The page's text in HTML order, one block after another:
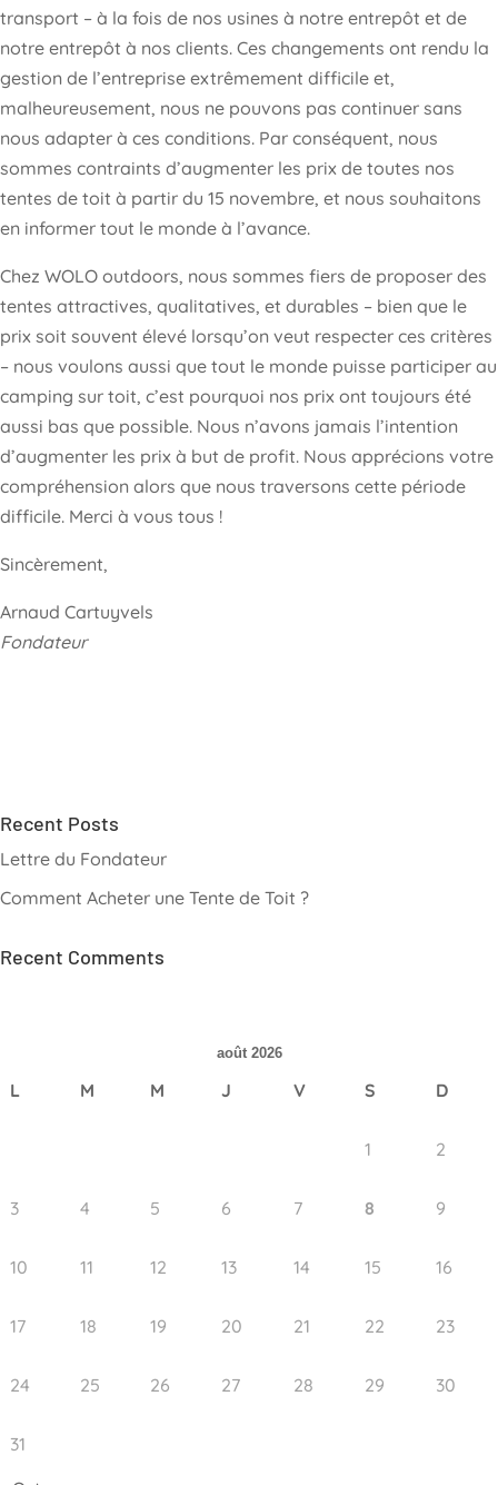
transport – à la fois de nos usines à notre entrepôt et de
notre entrepôt à nos clients. Ces changements ont rendu la
gestion de l’entreprise extrêmement difficile et,
malheureusement, nous ne pouvons pas continuer sans
nous adapter à ces conditions. Par conséquent, nous
sommes contraints d’augmenter les prix de toutes nos
tentes de toit à partir du 15 novembre, et nous souhaitons
en informer tout le monde à l’avance.
Chez WOLO outdoors, nous sommes fiers de proposer des
tentes attractives, qualitatives, et durables – bien que le
prix soit souvent élevé lorsqu’on veut respecter ces critères
– nous voulons aussi que tout le monde puisse participer au
camping sur toit, c’est pourquoi nos prix ont toujours été
aussi bas que possible. Nous n’avons jamais l’intention
d’augmenter les prix à but de profit. Nous apprécions votre
compréhension alors que nous traversons cette période
difficile. Merci à vous tous !
Sincèrement,
Arnaud Cartuyvels
Fondateur
Recent Posts
Lettre du Fondateur
Comment Acheter une Tente de Toit ?
Recent Comments
août 2026
L M M J V S D
1 2
3 4 5 6 7 8 9
10 11 12 13 14 15 16
17 18 19 20 21 22 23
24 25 26 27 28 29 30
31